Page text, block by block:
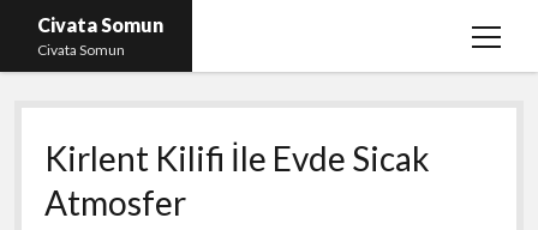
Civata Somun
Civata Somun
menüyü
Liste
Sayfa Listesi
Shorts Beğeni Kasma Parasız
Kirlent Kilifi İle Evde Sicak
Atmosfer